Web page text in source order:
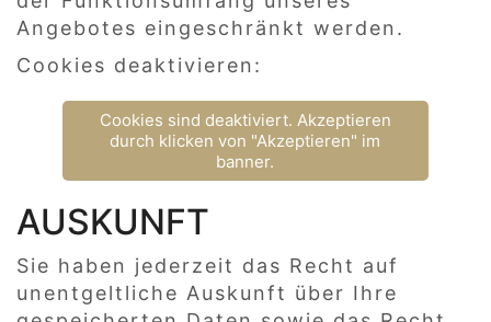
Angebotes eingeschränkt werden.
Cookies deaktivieren:
Cookies sind deaktiviert. Akzeptieren
durch klicken von "Akzeptieren" im
banner.
AUSKUNFT
Sie haben jederzeit das Recht auf
unentgeltliche Auskunft über Ihre